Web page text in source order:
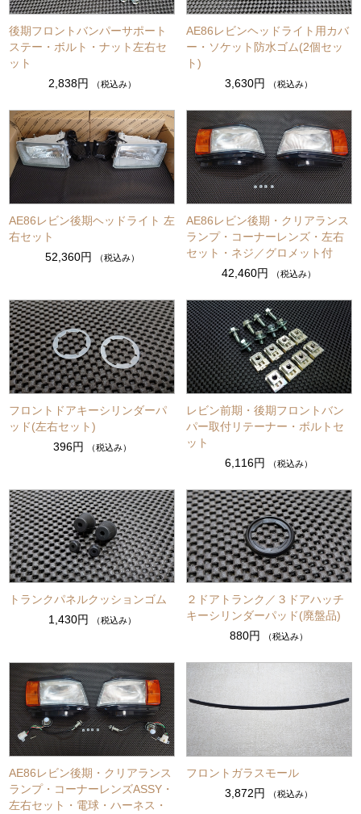
後期フロントバンパーサポート
ステー・ボルト・ナット左右セ
ット
2,838円
（税込み）
AE86レビンヘッドライト用カバ
ー・ソケット防水ゴム(2個セッ
ト)
3,630円
（税込み）
AE86レビン後期ヘッドライト 左
右セット
52,360円
（税込み）
AE86レビン後期・クリアランス
ランプ・コーナーレンズ・左右
セット・ネジ／グロメット付
42,460円
（税込み）
フロントドアキーシリンダーパ
ッド(左右セット)
396円
（税込み）
レビン前期・後期フロントバン
パー取付リテーナー・ボルトセ
ット
6,116円
（税込み）
トランクパネルクッションゴム
1,430円
（税込み）
２ドアトランク／３ドアハッチ
キーシリンダーパッド(廃盤品)
880円
（税込み）
AE86レビン後期・クリアランス
ランプ・コーナーレンズASSY・
左右セット・電球・ハーネス・
フロントガラスモール
3,872円
（税込み）